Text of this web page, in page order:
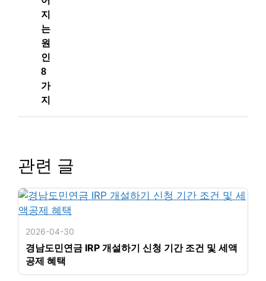
지
는
원
인
8
가
지
관련 글
2026-04-30
경남도민연금 IRP 개설하기 신청 기간 조건 및 세액
공제 혜택